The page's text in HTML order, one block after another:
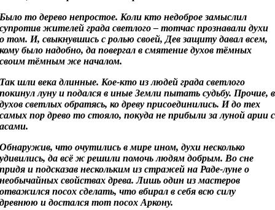
Было то дерево непростое. Коли кто недоброе замыслил
супротив жителей града светлого – тотчас прознавали духи
о том. И, свыкнувшись с ролью своей, Дев защиту давал всем,
кому было надобно, да повергал в смятение духов тёмных
своим тёмным же началом.
Так шли века длинные. Кое-кто из людей града светлого
покинул луну и подался в иные Земли пытать судьбу. Прочие, в
духов светлых обратясь, ко древу присоединились. И до тех
самых пор древо то стояло, покуда не прибыли за луной арии с
асами.
Обнаружив, что очутились в мире ином, духи несколько
удивились, да всё ж решили помочь людям добрым. Во сне
придя и подсказав нескольким из стражей на Раде-луне о
необычайных свойствах древа. Лишь один из мастеров
отважился посох сделать, что вбирал в себя всю силу
древнюю и достался тот посох Аркону.